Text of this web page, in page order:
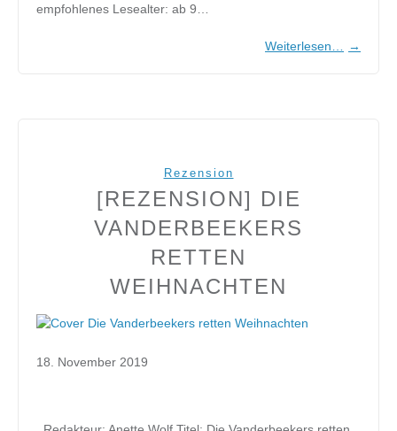
empfohlenes Lesealter: ab 9…
Weiterlesen… →
Rezension
[REZENSION] DIE
VANDERBEEKERS
RETTEN
WEIHNACHTEN
18. November 2019